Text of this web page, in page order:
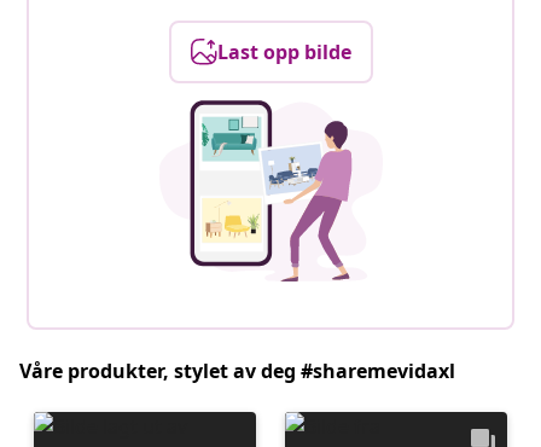
Last opp bilde
Våre produkter, stylet av deg #sharemevidaxl